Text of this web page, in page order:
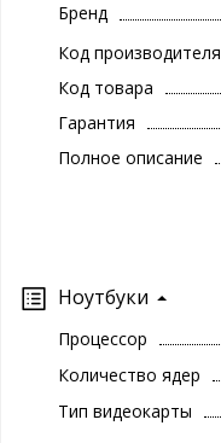
Бренд
Код производителя
Код товара
Гарантия
Полное описание
Ноутбуки
Процессор
Количество ядер
Тип видеокарты